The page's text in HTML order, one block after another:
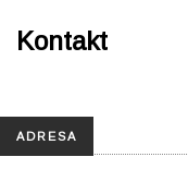
Kontakt
ADRESA